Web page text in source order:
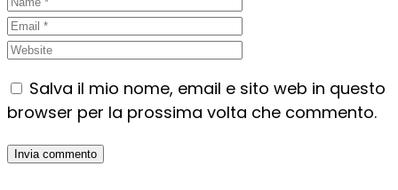
Salva il mio nome, email e sito web in questo
browser per la prossima volta che commento.